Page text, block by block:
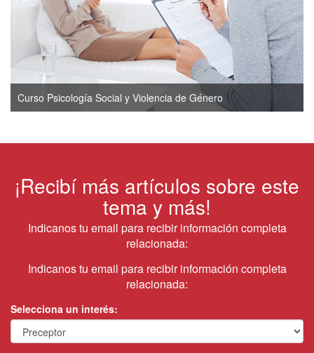
Curso Psicología Social y Violencia de Género
¡Recibí más artículos sobre este
tema y más!
Indicanos tu email para recibir información completa
relacionada:
Indicanos tu email para recibir información completa
relacionada:
Selecciona un interés: